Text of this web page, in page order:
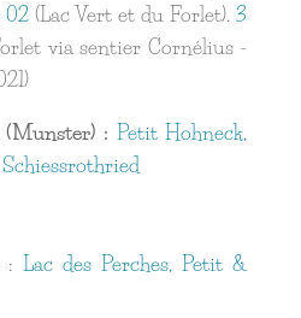
02(Lac Vert et du Forlet).3
via sentier Cornélius -
(Munster) : Petit Hohneck,
Lac des Perches, Petit &